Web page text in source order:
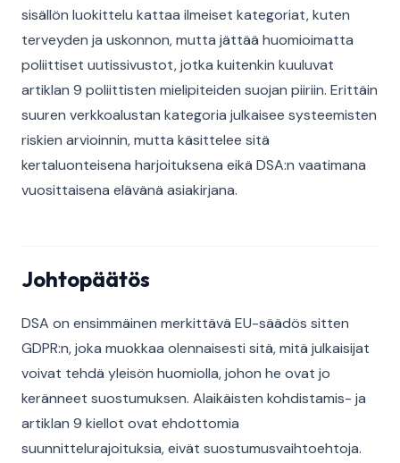
sisällön luokittelu kattaa ilmeiset kategoriat, kuten
terveyden ja uskonnon, mutta jättää huomioimatta
poliittiset uutissivustot, jotka kuitenkin kuuluvat
artiklan 9 poliittisten mielipiteiden suojan piiriin. Erittäin
suuren verkkoalustan kategoria julkaisee systeemisten
riskien arvioinnin, mutta käsittelee sitä
kertaluonteisena harjoituksena eikä DSA:n vaatimana
vuosittaisena elävänä asiakirjana.
Johtopäätös
DSA on ensimmäinen merkittävä EU-säädös sitten
GDPR:n, joka muokkaa olennaisesti sitä, mitä julkaisijat
voivat tehdä yleisön huomiolla, johon he ovat jo
keränneet suostumuksen. Alaikäisten kohdistamis- ja
artiklan 9 kiellot ovat ehdottomia
suunnittelurajoituksia, eivät suostumusvaihtoehtoja.